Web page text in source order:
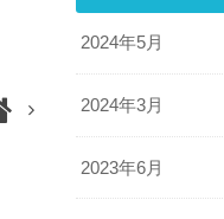
2024年5月
2024年3月
2023年6月